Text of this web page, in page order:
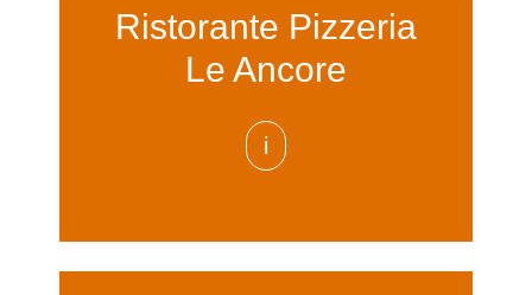
Ristorante Pizzeria
Le Ancore
i